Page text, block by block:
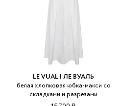
LE VUAL | ЛЕ ВУАЛЬ
белая хлопковая юбка-макси со
складками и разрезами